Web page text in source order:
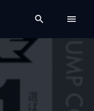
search menu